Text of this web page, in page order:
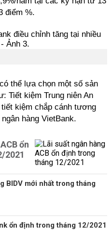
điểm %.
thể lựa chọn một số sản
Tiết kiệm Trung niên An
kiệm chắp cánh tương
hàng VietBank.
ổn
2021
BIDV mới nhất trong tháng
ổn định trong tháng 12/2021